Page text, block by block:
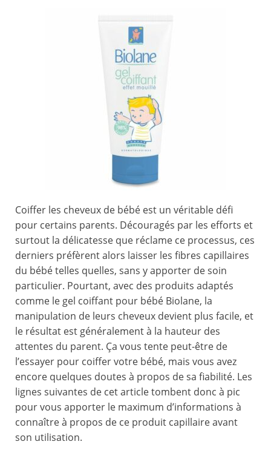
Coiffer les cheveux de bébé est un véritable défi
pour certains parents. Découragés par les efforts et
surtout la délicatesse que réclame ce processus, ces
derniers préfèrent alors laisser les fibres capillaires
du bébé telles quelles, sans y apporter de soin
particulier. Pourtant, avec des produits adaptés
comme le gel coiffant pour bébé Biolane, la
manipulation de leurs cheveux devient plus facile, et
le résultat est généralement à la hauteur des
attentes du parent. Ça vous tente peut-être de
l’essayer pour coiffer votre bébé, mais vous avez
encore quelques doutes à propos de sa fiabilité. Les
lignes suivantes de cet article tombent donc à pic
pour vous apporter le maximum d’informations à
connaître à propos de ce produit capillaire avant
son utilisation.